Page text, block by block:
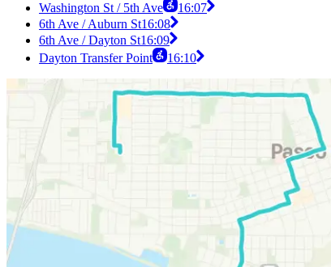
Washington St / 5th Ave
16:07
6th Ave / Auburn St16:08
6th Ave / Dayton St16:09
Dayton Transfer Point
16:10